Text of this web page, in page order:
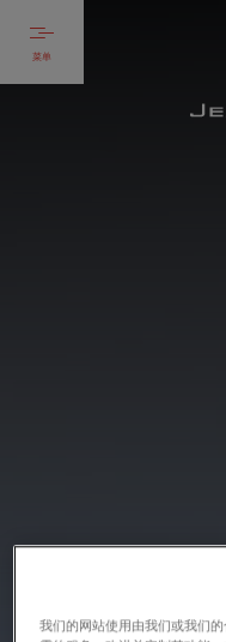
菜单
我们的网站使用由我们或我们